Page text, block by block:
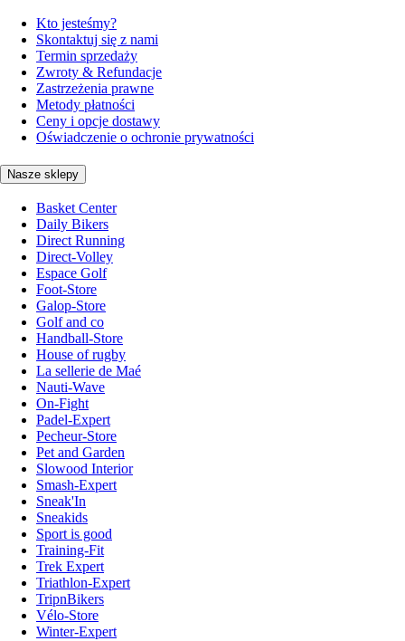
Kto jesteśmy?
Skontaktuj się z nami
Termin sprzedaży
Zwroty & Refundacje
Zastrzeżenia prawne
Metody płatności
Ceny i opcje dostawy
Oświadczenie o ochronie prywatności
Nasze sklepy
Basket Center
Daily Bikers
Direct Running
Direct-Volley
Espace Golf
Foot-Store
Galop-Store
Golf and co
Handball-Store
House of rugby
La sellerie de Maé
Nauti-Wave
On-Fight
Padel-Expert
Pecheur-Store
Pet and Garden
Slowood Interior
Smash-Expert
Sneak'In
Sneakids
Sport is good
Training-Fit
Trek Expert
Triathlon-Expert
TripnBikers
Vélo-Store
Winter-Expert